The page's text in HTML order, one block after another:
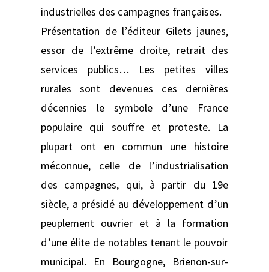
industrielles des campagnes françaises.
Présentation de l’éditeur Gilets jaunes,
essor de l’extrême droite, retrait des
services publics… Les petites villes
rurales sont devenues ces dernières
décennies le symbole d’une France
populaire qui souffre et proteste. La
plupart ont en commun une histoire
méconnue, celle de l’industrialisation
des campagnes, qui, à partir du 19e
siècle, a présidé au développement d’un
peuplement ouvrier et à la formation
d’une élite de notables tenant le pouvoir
municipal. En Bourgogne, Brienon-sur-